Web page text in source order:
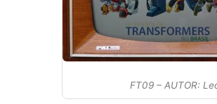
FT09 – AUTOR: